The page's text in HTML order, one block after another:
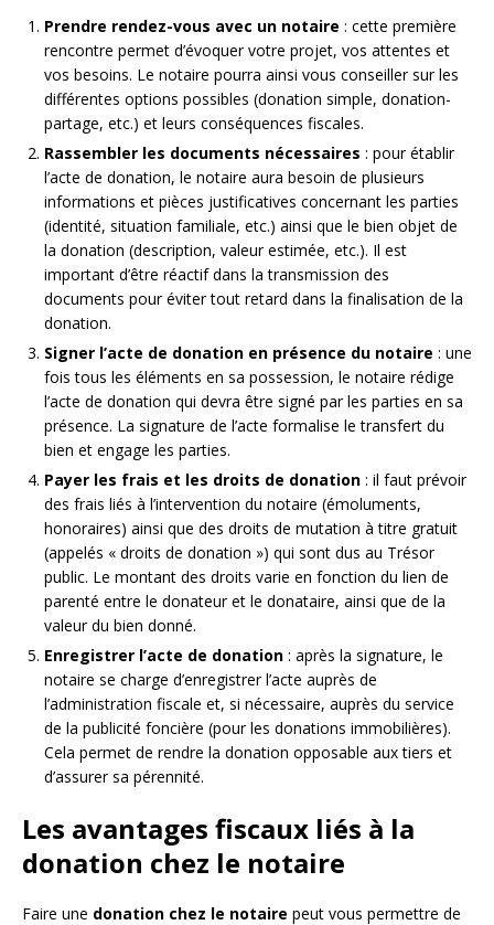
Prendre rendez-vous avec un notaire : cette première
rencontre permet d’évoquer votre projet, vos attentes et
vos besoins. Le notaire pourra ainsi vous conseiller sur les
différentes options possibles (donation simple, donation-
partage, etc.) et leurs conséquences fiscales.
Rassembler les documents nécessaires : pour établir
l’acte de donation, le notaire aura besoin de plusieurs
informations et pièces justificatives concernant les parties
(identité, situation familiale, etc.) ainsi que le bien objet de
la donation (description, valeur estimée, etc.). Il est
important d’être réactif dans la transmission des
documents pour éviter tout retard dans la finalisation de la
donation.
Signer l’acte de donation en présence du notaire : une
fois tous les éléments en sa possession, le notaire rédige
l’acte de donation qui devra être signé par les parties en sa
présence. La signature de l’acte formalise le transfert du
bien et engage les parties.
Payer les frais et les droits de donation : il faut prévoir
des frais liés à l’intervention du notaire (émoluments,
honoraires) ainsi que des droits de mutation à titre gratuit
(appelés « droits de donation ») qui sont dus au Trésor
public. Le montant des droits varie en fonction du lien de
parenté entre le donateur et le donataire, ainsi que de la
valeur du bien donné.
Enregistrer l’acte de donation : après la signature, le
notaire se charge d’enregistrer l’acte auprès de
l’administration fiscale et, si nécessaire, auprès du service
de la publicité foncière (pour les donations immobilières).
Cela permet de rendre la donation opposable aux tiers et
d’assurer sa pérennité.
Les avantages fiscaux liés à la
donation chez le notaire
Faire une donation chez le notaire peut vous permettre de